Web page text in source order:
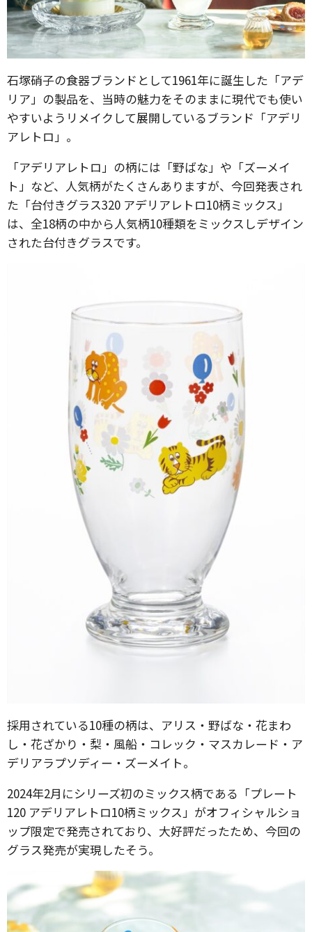
石塚硝子の食器ブランドとして1961年に誕生した「アデ
リア」の製品を、当時の魅力をそのままに現代でも使い
やすいようリメイクして展開しているブランド「アデリ
アレトロ」。
「アデリアレトロ」の柄には「野ばな」や「ズーメイ
ト」など、人気柄がたくさんありますが、今回発表され
た「台付きグラス320 アデリアレトロ10柄ミックス」
は、全18柄の中から人気柄10種類をミックスしデザイン
された台付きグラスです。
採用されている10種の柄は、アリス・野ばな・花まわ
し・花ざかり・梨・風船・コレック・マスカレード・ア
デリアラプソディー・ズーメイト。
2024年2月にシリーズ初のミックス柄である「プレート
120 アデリアレトロ10柄ミックス」がオフィシャルショ
ップ限定で発売されており、大好評だったため、今回の
グラス発売が実現したそう。